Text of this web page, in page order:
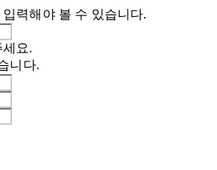
력해야 볼 수 있습니다.
요.
니다.